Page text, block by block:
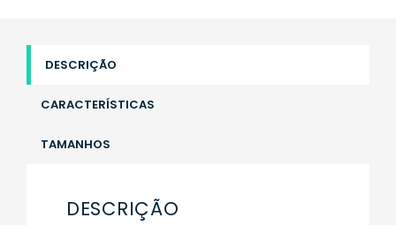
DESCRIÇÃO
CARACTERÍSTICAS
TAMANHOS
DESCRIÇÃO